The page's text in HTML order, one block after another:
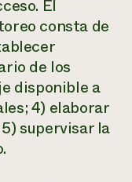
El
consta de
de los
disponible a
4) elaborar
supervisar la